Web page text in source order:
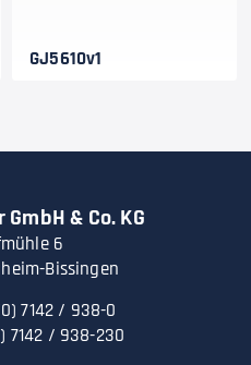
GJ5610v1
& Co. KG
6
Bissingen
7142 / 938-0
7142 / 938-230